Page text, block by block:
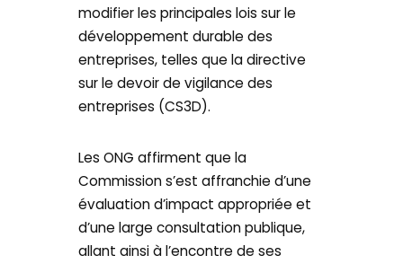
modifier les principales lois sur le
développement durable des
entreprises, telles que la directive
sur le devoir de vigilance des
entreprises (CS3D).
Les ONG affirment que la
Commission s’est affranchie d’une
évaluation d’impact appropriée et
d’une large consultation publique,
allant ainsi à l’encontre de ses